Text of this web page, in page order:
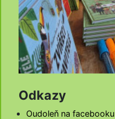
Odkazy
Oudoleň na facebooku